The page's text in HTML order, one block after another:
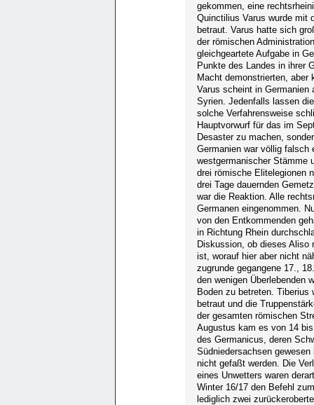
gekommen, eine
Quinctilius Varus wurde mit
betraut. Varus hatte sich
der römischen
gleichgeartete Aufgabe in
Punkte des Landes in ihrer
Macht demonstrierten, aber
Varus scheint in Germanien
Syrien. Jedenfalls lassen
solche Verfahrensweise
Hauptvorwurf für das im
Desaster zu machen,
Germanien war völlig falsch
westgermanischer Stämme
drei römische Elitelegionen
drei Tage dauernden
war die Reaktion. Alle
Germanen eingenommen.
von den Entkommenden
in Richtung Rhein
Diskussion, ob dieses Aliso
ist, worauf hier aber nicht
zugrunde gegangene 17.,
den wenigen Überlebenden
Boden zu betreten. Tiberius
betraut und die
der gesamten römischen
Augustus kam es von 14
des Germanicus, deren
Südniedersachsen
nicht gefaßt werden. Die
eines Unwetters waren
Winter 16/17 den Befehl
lediglich zwei